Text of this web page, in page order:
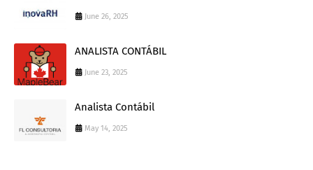
June 26, 2025
ANALISTA CONTÁBIL
June 23, 2025
Analista Contábil
May 14, 2025